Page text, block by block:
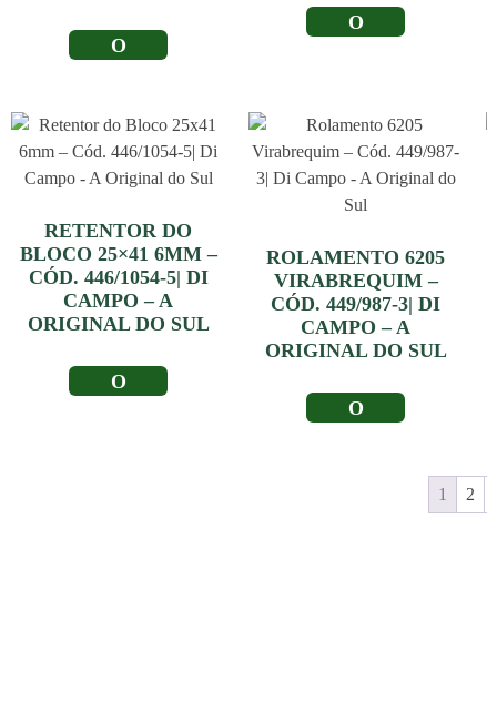
LER MAIS
LER MAIS
RETENTOR DO
BLOCO 25×41 6MM –
CÓD. 446/1054-5| DI
CAMPO – A
ORIGINAL DO SUL
LER MAIS
ROLAMENTO 6205
VIRABREQUIM –
CÓD. 449/987-3| DI
CAMPO – A
ORIGINAL DO SUL
LER MAIS
1 2